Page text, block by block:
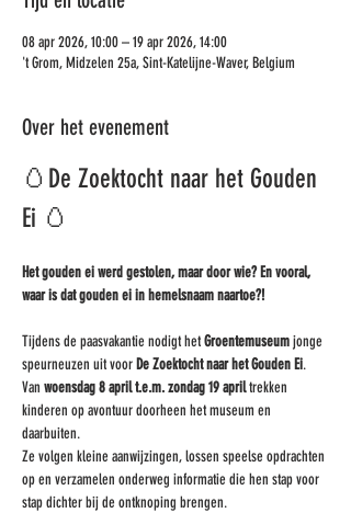
08 apr 2026, 10:00 – 19 apr 2026, 14:00
't Grom, Midzelen 25a, Sint-Katelijne-Waver, Belgium
Over het evenement
🥚De Zoektocht naar het Gouden
Ei 🥚
Het gouden ei werd gestolen, maar door wie? En vooral,
waar is dat gouden ei in hemelsnaam naartoe?!
Tijdens de paasvakantie nodigt het Groentemuseum jonge
speurneuzen uit voor De Zoektocht naar het Gouden Ei.
Van woensdag 8 april t.e.m. zondag 19 april trekken
kinderen op avontuur doorheen het museum en
daarbuiten.
Ze volgen kleine aanwijzingen, lossen speelse opdrachten
op en verzamelen onderweg informatie die hen stap voor
stap dichter bij de ontknoping brengen.